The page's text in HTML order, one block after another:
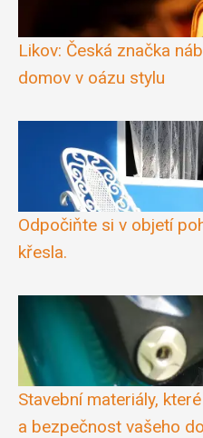
Likov: Česká značka
domov v oázu stylu
Odpočiňte si v objetí
křesla.
Stavební materiály,
a bezpečnost vašeho